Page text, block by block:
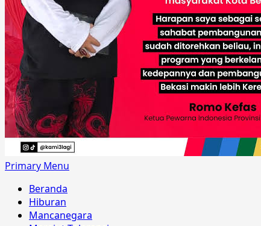
Primary Menu
Beranda
Hiburan
Mancanegara